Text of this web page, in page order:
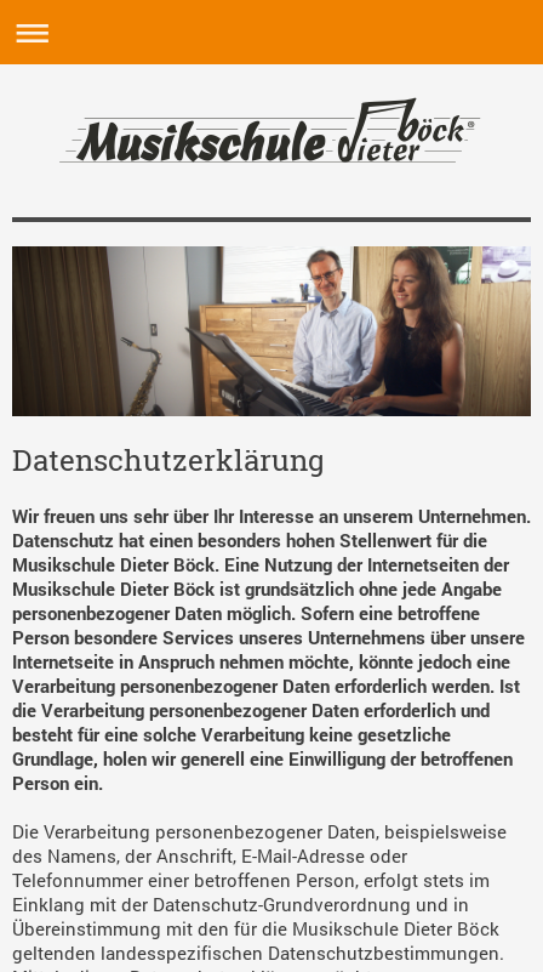
Datenschutzerklärung
Wir freuen uns sehr über Ihr Interesse an unserem Unternehmen.
Datenschutz hat einen besonders hohen Stellenwert für die
Musikschule Dieter Böck. Eine Nutzung der Internetseiten der
Musikschule Dieter Böck ist grundsätzlich ohne jede Angabe
personenbezogener Daten möglich. Sofern eine betroffene
Person besondere Services unseres Unternehmens über unsere
Internetseite in Anspruch nehmen möchte, könnte jedoch eine
Verarbeitung personenbezogener Daten erforderlich werden. Ist
die Verarbeitung personenbezogener Daten erforderlich und
besteht für eine solche Verarbeitung keine gesetzliche
Grundlage, holen wir generell eine Einwilligung der betroffenen
Person ein.
Die Verarbeitung personenbezogener Daten, beispielsweise
des Namens, der Anschrift, E-Mail-Adresse oder
Telefonnummer einer betroffenen Person, erfolgt stets im
Einklang mit der Datenschutz-Grundverordnung und in
Übereinstimmung mit den für die Musikschule Dieter Böck
geltenden landesspezifischen Datenschutzbestimmungen.